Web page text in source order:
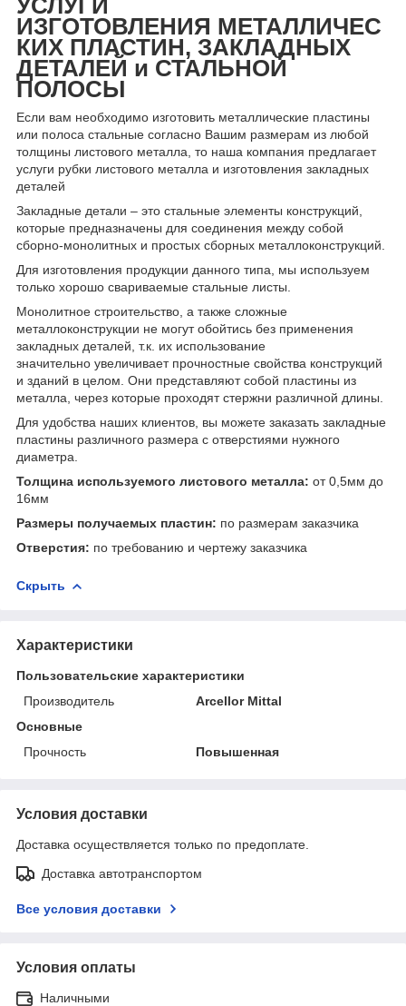
ИЗГОТОВЛЕНИЯ МЕТАЛЛИЧЕС
КИХ ПЛАСТИН, ЗАКЛАДНЫХ
ДЕТАЛЕЙ и СТАЛЬНОЙ
ПОЛОСЫ
Если вам необходимо изготовить металлические пластины
или полоса стальные согласно Вашим размерам из любой
толщины листового металла, то наша компания предлагает
услуги рубки листового металла и изготовления закладных
деталей
Закладные детали – это стальные элементы конструкций,
которые предназначены для соединения между собой
сборно-монолитных и простых сборных металлоконструкций.
Для изготовления продукции данного типа, мы используем
только хорошо свариваемые стальные листы.
Монолитное строительство, а также сложные
металлоконструкции не могут обойтись без применения
закладных деталей, т.к. их использование
значительно увеличивает прочностные свойства конструкций
и зданий в целом. Они представляют собой пластины из
металла, через которые проходят стержни различной длины.
Для удобства наших клиентов, вы можете заказать закладные
пластины различного размера с отверстиями нужного
диаметра.
Толщина используемого листового металла: от 0,5мм до
16мм
Размеры получаемых пластин: по размерам заказчика
Отверстия: по требованию и чертежу заказчика
Скрыть
Характеристики
Пользовательские характеристики
Производитель
Arcellor Mittal
Основные
Прочность
Повышенная
Условия доставки
Доставка осуществляется только по предоплате.
Доставка автотранспортом
Все условия доставки
Условия оплаты
Наличными